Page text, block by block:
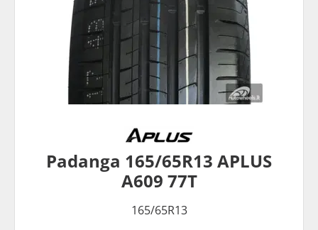
Padanga 165/65R13 APLUS
A609 77T
165/65R13